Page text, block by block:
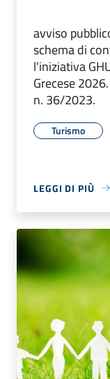
avviso
schema di
l'iniziativa
Grecese
n. 36/2023.
Turismo
LEGGI DI PIÙ